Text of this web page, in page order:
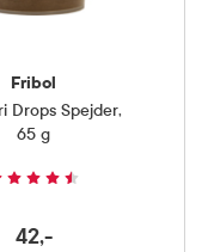
Fribol
Drops Spejder,
65 g
42,-